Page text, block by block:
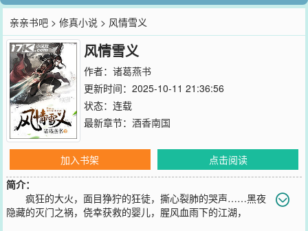
亲亲书吧 >修真小说 > 风情雪义
风情雪义
作者： 诸葛燕书
更新时间：2025-10-11 21:36:56
状态：连载
最新章节： 酒香南国
加入书架
点击阅读
简介：
疯狂的大火，面目狰狞的狂徒，撕心裂肺的哭声……黑夜
隐藏的灭门之祸，侥幸获救的婴儿，腥风血雨下的江湖，